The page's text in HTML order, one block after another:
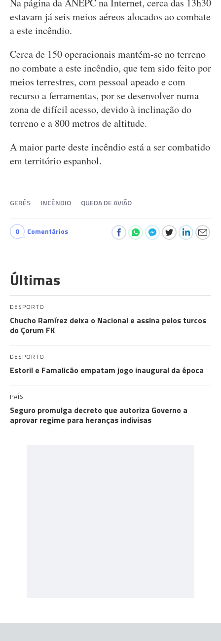
Na página da ANEPC na Internet, cerca das 13h30
estavam já seis meios aéreos alocados ao combate
a este incêndio.
Cerca de 150 operacionais mantém-se no terreno
no combate a este incêndio, que tem sido feito por
meios terrestres, com pessoal apeado e com
recurso a ferramentas, por se desenvolver numa
zona de difícil acesso, devido à inclinação do
terreno e a 800 metros de altitude.
A maior parte deste incêndio está a ser combatido
em território espanhol.
GERÊS INCÊNDIO QUEDA DE AVIÃO
0 Comentários
Últimas
DESPORTO
Chucho Ramírez deixa o Nacional e assina pelos turcos
do Çorum FK
DESPORTO
Estoril e Famalicão empatam jogo inaugural da época
PAÍS
Seguro promulga decreto que autoriza Governo a
aprovar regime para heranças indivisas